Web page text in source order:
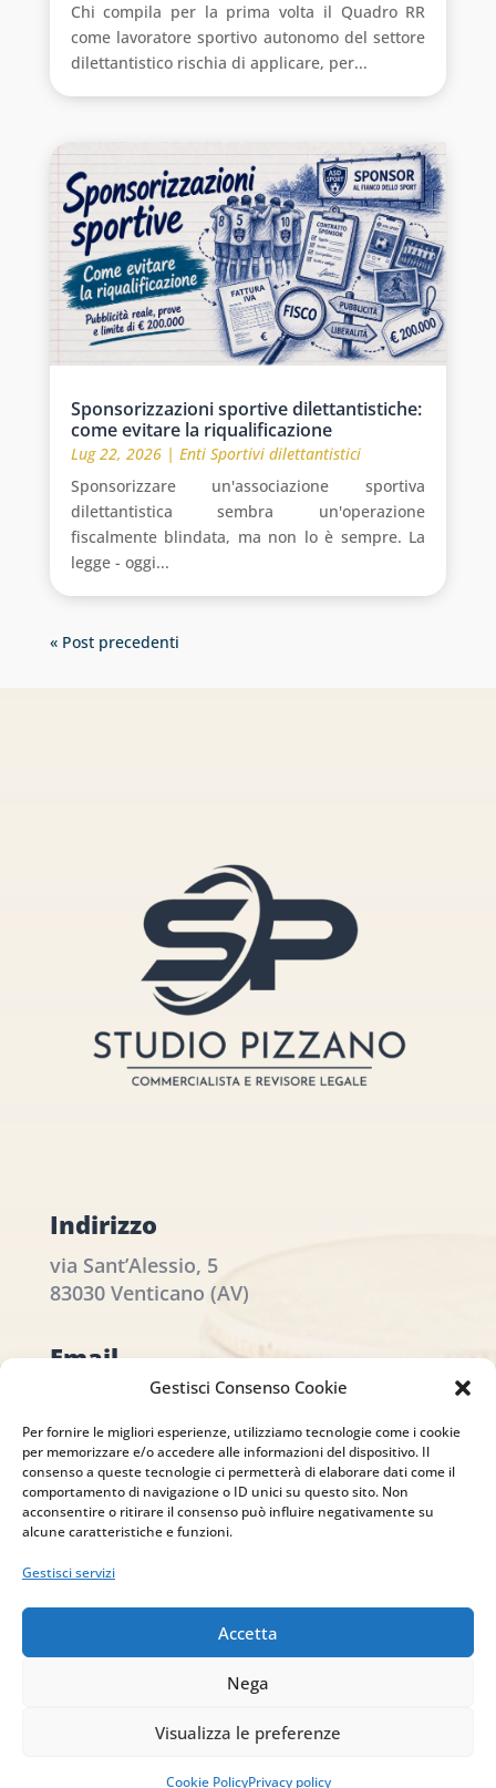
Gestisci Consenso Cookie
Per fornire le migliori esperienze, utilizziamo tecnologie come i cookie
per memorizzare e/o accedere alle informazioni del dispositivo. Il
consenso a queste tecnologie ci permetterà di elaborare dati come il
comportamento di navigazione o ID unici su questo sito. Non
acconsentire o ritirare il consenso può influire negativamente su
alcune caratteristiche e funzioni.
Gestisci servizi
Accetta
Nega
Visualizza le preferenze
Cookie PolicyPrivacy policy
Chi compila per la prima volta il Quadro RR
come lavoratore sportivo autonomo del settore
dilettantistico rischia di applicare, per...
Sponsorizzazioni sportive dilettantistiche:
come evitare la riqualificazione
Lug 22, 2026| Enti Sportivi dilettantistici
Sponsorizzare un'associazione sportiva
dilettantistica sembra un'operazione
fiscalmente blindata, ma non lo è sempre. La
legge - oggi...
« Post precedenti
Indirizzo
via Sant’Alessio, 5
83030 Venticano (AV)
Email
info@studiopizzano.it
P.IVA
IT02754810642
Per restare sempre aggiornato su tutte le
novità, clicca sul pulsante qui sotto e
iscriviti alla nostra newsletter.
ISCRIVITI ALLA